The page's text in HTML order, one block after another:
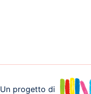
Un progetto di